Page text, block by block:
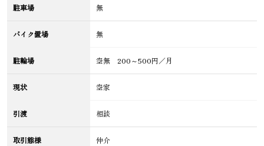
駐車場 無
バイク置場 無
駐輪場 空無 200～500円／月
現状 空家
引渡 相談
取引態様 仲介